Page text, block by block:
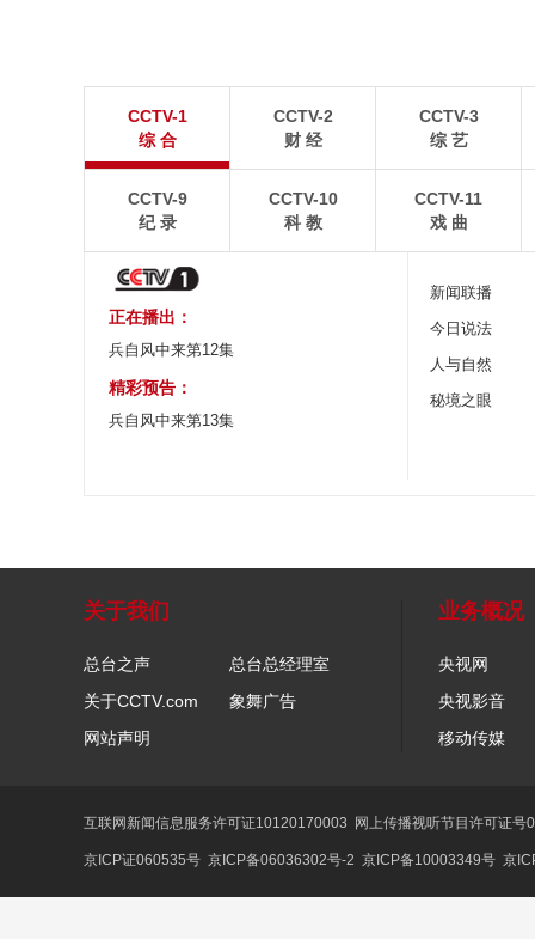
8月5日，“科伦坡”轮缓缓驶离山东港口青岛港前湾联
合集装箱码头。
8月6日，河北承德，
CCTV-1
综 合
CCTV-2
财 经
CCTV-3
综 艺
CCTV-9
纪 录
CCTV-10
科 教
CCTV-11
戏 曲
正在播出：
兵自风中来第12集
精彩预告：
兵自风中来第13集
新闻联播
今日说法
人与自然
秘境之眼
关于我们
总台之声
总台总经理室
关于CCTV.com
象舞广告
网站声明
业务概况
央视网
央视影音
移动传媒
互联网新闻信息服务许可证10120170003 网上传播视听节目许可证
京ICP证060535号 京ICP备06036302号-2 京ICP备10003349号 京